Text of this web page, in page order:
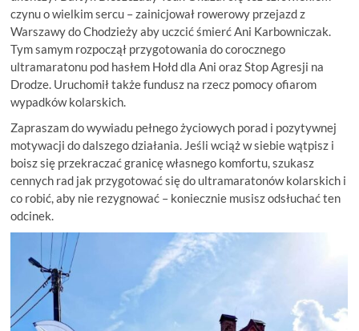
czynu o wielkim sercu – zainicjował rowerowy przejazd z
Warszawy do Chodzieży aby uczcić śmierć Ani Karbowniczak.
Tym samym rozpoczął przygotowania do corocznego
ultramaratonu pod hasłem Hołd dla Ani oraz Stop Agresji na
Drodze. Uruchomił także fundusz na rzecz pomocy ofiarom
wypadków kolarskich.
Zapraszam do wywiadu pełnego życiowych porad i pozytywnej
motywacji do dalszego działania. Jeśli wciąż w siebie wątpisz i
boisz się przekraczać granicę własnego komfortu, szukasz
cennych rad jak przygotować się do ultramaratonów kolarskich i
co robić, aby nie rezygnować – koniecznie musisz odsłuchać ten
odcinek.